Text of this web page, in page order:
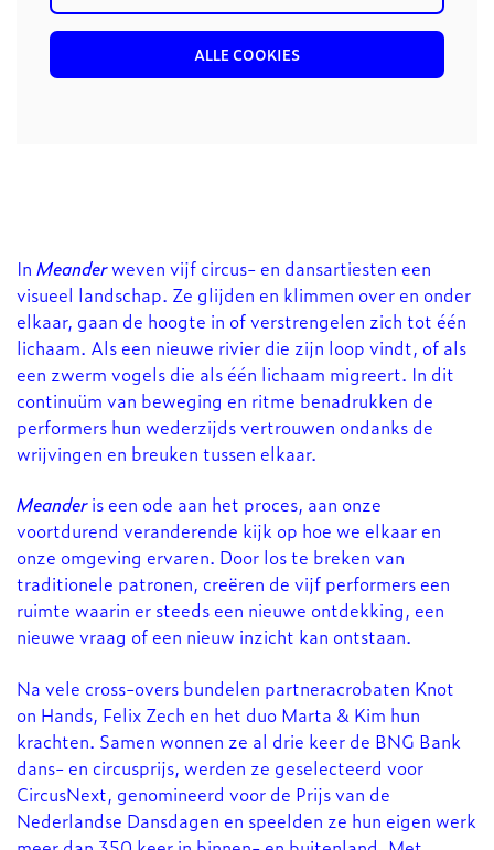
ALLE COOKIES
In Meanderweven vijf circus- en dansartiesten een
visueel landschap. Ze glijden en klimmen over en onder
elkaar, gaan de hoogte in of verstrengelen zich tot één
lichaam. Als een nieuwe rivier die zijn loop vindt, of als
een zwerm vogels die als één lichaam migreert. In dit
continuüm van beweging en ritme benadrukken de
performers hun wederzijds vertrouwen ondanks de
wrijvingen en breuken tussen elkaar.
Meanderis een ode aan het proces, aan onze
voortdurend veranderende kijk op hoe we elkaar en
onze omgeving ervaren. Door los te breken van
traditionele patronen, creëren de vijf performers een
ruimte waarin er steeds een nieuwe ontdekking, een
nieuwe vraag of een nieuw inzicht kan ontstaan.
Na vele cross-overs bundelen partneracrobaten Knot
on Hands, Felix Zech en het duo Marta & Kim hun
krachten. Samen wonnen ze al drie keer de BNG Bank
dans- en circusprijs, werden ze geselecteerd voor
CircusNext, genomineerd voor de Prijs van de
Nederlandse Dansdagen en speelden ze hun eigen werk